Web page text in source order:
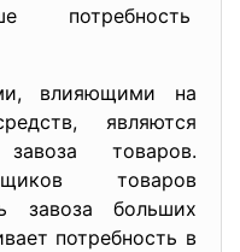
влияющими на
являются
товаров.
товаров
завоза больших
потребность в